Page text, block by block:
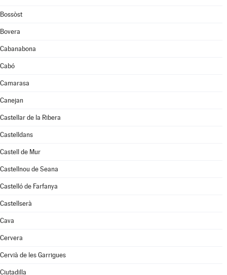
Bossòst
Bovera
Cabanabona
Cabó
Camarasa
Canejan
Castellar de la Ribera
Castelldans
Castell de Mur
Castellnou de Seana
Castelló de Farfanya
Castellserà
Cava
Cervera
Cervià de les Garrigues
Ciutadilla